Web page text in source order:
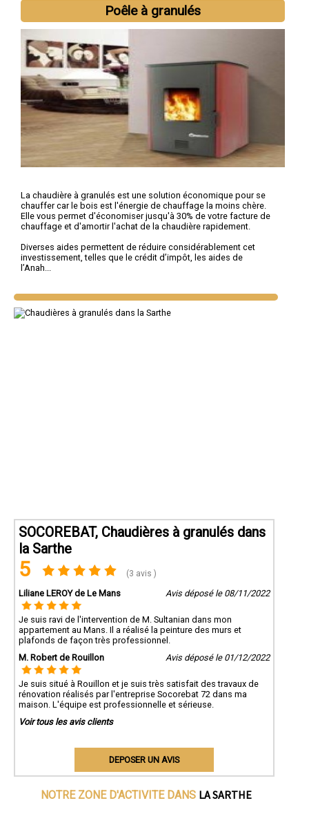
Poêle à granulés
La chaudière à granulés est une solution économique pour se
chauffer car le bois est l'énergie de chauffage la moins chère.
Elle vous permet d'économiser jusqu'à 30% de votre facture de
chauffage et d'amortir l'achat de la chaudière rapidement.
Diverses aides permettent de réduire considérablement cet
investissement, telles que le crédit d’impôt, les aides de
l’Anah...
SOCOREBAT, Chaudières à granulés dans
la Sarthe
5 (3 avis )
Liliane LEROY de Le Mans Avis déposé le 08/11/2022
Je suis ravi de l'intervention de M. Sultanian dans mon
appartement au Mans. Il a réalisé la peinture des murs et
plafonds de façon très professionnel.
M. Robert de Rouillon
Avis déposé le 01/12/2022
Je suis situé à Rouillon et je suis très satisfait des travaux de
rénovation réalisés par l'entreprise Socorebat 72 dans ma
maison. L'équipe est professionnelle et sérieuse.
Voir tous les avis clients
DEPOSER UN AVIS
NOTRE ZONE D'ACTIVITE DANS LA SARTHE